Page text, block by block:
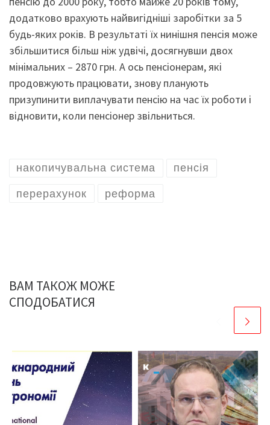
додатково врахують найвигідніші заробітки за 5
будь-яких років. В результаті їх нинішня пенсія може
збільшитися більш ніж удвічі, досягнувши двох
мінімальних – 2870 грн. А ось пенсіонерам, які
продовжують працювати, знову планують
призупинити виплачувати пенсію на час їх роботи і
відновити, коли пенсіонер звільниться.
накопичувальна система пенсія
перерахунок реформа
ВАМ ТАКОЖ МОЖЕ
СПОДОБАТИСЯ